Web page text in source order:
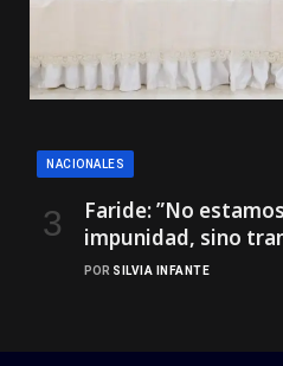
NACIONALES
Faride: ”No
impunidad, sino
POR SILVIA INFANTE